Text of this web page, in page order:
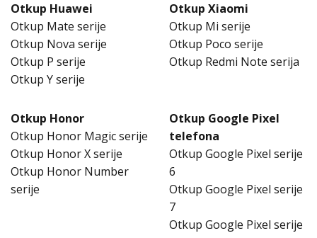
Otkup Huawei
Otkup Mate serije
Otkup Nova serije
Otkup P serije
Otkup Y serije
Otkup Xiaomi
Otkup Mi serije
Otkup Poco serije
Otkup Redmi Note serija
Otkup Honor
Otkup Honor Magic serije
Otkup Honor X serije
Otkup Honor Number
serije
Otkup Google Pixel
telefona
Otkup Google Pixel serije
6
Otkup Google Pixel serije
7
Otkup Google Pixel serije